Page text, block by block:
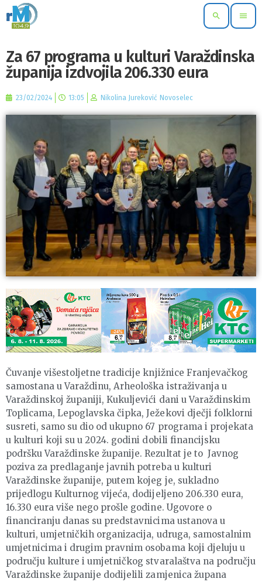
search menu
Za 67 programa u kulturi Varaždinska
županija izdvojila 206.330 eura
23/02/2024 13:05 Nikolina Jureković Novoselec
Čuvanje višestoljetne tradicije knjižnice Franjevačkog
samostana u Varaždinu, Arheološka istraživanja u
Varaždinskoj županiji, Kukuljevići dani u Varaždinskim
Toplicama, Lepoglavska čipka, Ježekovi dječji folklorni
susreti, samo su dio od ukupno 67 programa i projekata
u kulturi koji su u 2024. godini dobili financijsku
podršku Varaždinske županije. Rezultat je to Javnog
poziva za predlaganje javnih potreba u kulturi
Varaždinske županije, putem kojeg je, sukladno
prijedlogu Kulturnog vijeća, dodijeljeno 206.330 eura,
16.330 eura više nego prošle godine. Ugovore o
financiranju danas su predstavnicima ustanova u
kulturi, umjetničkih organizacija, udruga, samostalnim
umjetnicima i drugim pravnim osobama koji djeluju u
području kulture i umjetničkog stvaralaštva na području
Varaždinske županije dodijelili zamjenica župana